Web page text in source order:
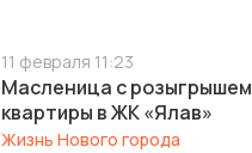
11 февраля 11:23
Масленица с розыгрышем
квартиры в ЖК «Ялав»
Жизнь Нового города